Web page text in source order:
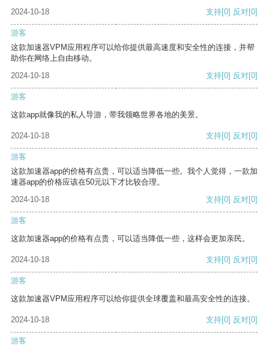
2024-10-18
支持[0] 反对[0]
游客
这款加速器VPM应用程序可以给你提供最高速度和安全性的连接，并帮
助你在网络上自由移动。
2024-10-18
支持[0] 反对[0]
游客
这款app就像我的私人导游，带我领略世界各地的美景。
2024-10-18 支持[0] 反对[0]
游客
这款加速器app的价格有点贵，可以适当降低一些。我个人觉得，一款加
速器app的价格应该在50元以下才比较合理。
2024-10-18
支持[0] 反对[0]
游客
这款加速器app的价格有点贵，可以适当降低一些，这样会更加亲民。
2024-10-18 支持[0] 反对[0]
游客
这款加速器VPM应用程序可以给你提供全球覆盖和最高安全性的连接。
2024-10-18 支持[0] 反对[0]
游客